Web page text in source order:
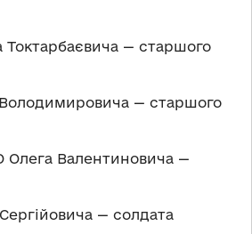
— старшого
— старшого
Валентиновича —
— солдата